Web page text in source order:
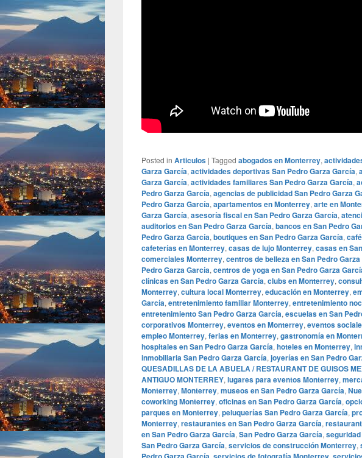
Posted in Articulos | Tagged abogados en Monterrey,
Garza García, actividades deportivas San Pedro Garza García,
Garza García, actividades familiares San Pedro Garza García,
Pedro Garza García, agencias de publicidad San Pedro Garza
Pedro Garza García, apartamentos en Monterrey, arte en
Garza García, asesoría fiscal en San Pedro Garza García,
auditorios en San Pedro Garza García, bancos en San Pedro
Pedro Garza García, boutiques en San Pedro Garza García,
cafeterías en Monterrey, casas de lujo Monterrey, casas en
comerciales Monterrey, centros de belleza en San Pedro
Pedro Garza García, centros de yoga en San Pedro Garza
clínicas en San Pedro Garza García, clubs en Monterrey,
Monterrey, cultura local Monterrey, educación en Monterrey,
García, entretenimiento familiar Monterrey, entretenimiento
entretenimiento San Pedro Garza García, escuelas en San
corporativos Monterrey, eventos en Monterrey, eventos
empleo Monterrey, ferias en Monterrey, gastronomía en
hospitales en San Pedro Garza García, hoteles en Monterrey,
inmobiliaria San Pedro Garza García, joyerías en San Pedro
QUESADILLAS DE LA ABUELA / RESTAURANT DE GUISOS
ANTIGUO MONTERREY, lugares para eventos Monterrey,
Monterrey, Monterrey, museos en San Pedro Garza García,
coworking Monterrey, oficinas en San Pedro Garza García,
parques en Monterrey, peluquerías San Pedro Garza García,
Monterrey, restaurantes en San Pedro Garza García,
en San Pedro Garza García, San Pedro Garza García,
San Pedro Garza García, servicios de construcción Monterrey,